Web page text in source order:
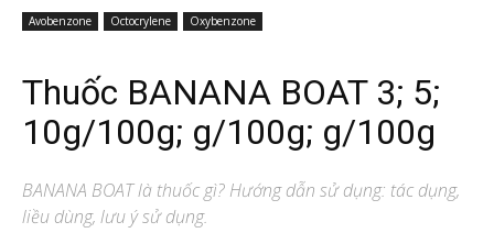
Avobenzone Octocrylene Oxybenzone
Thuốc BANANA BOAT 3; 5;
10g/100g; g/100g; g/100g
BANANA BOATlà thuốc gì? Hướng dẫn sử dụng: tác dụng,
liều dùng, lưu ý sử dụng.